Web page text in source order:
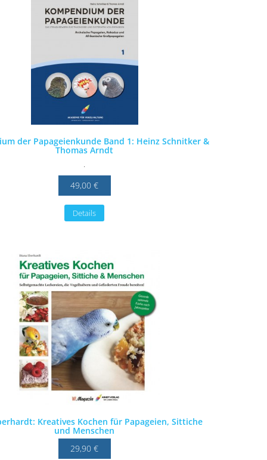
der Papageienkunde Band 1: Heinz Schnitker &
Thomas Arndt
.
49,00 €
Details
Kreatives Kochen für Papageien, Sittiche
und Menschen
29,90 €